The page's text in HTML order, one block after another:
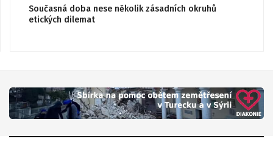
Současná doba nese několik zásadních okruhů
etických dilemat